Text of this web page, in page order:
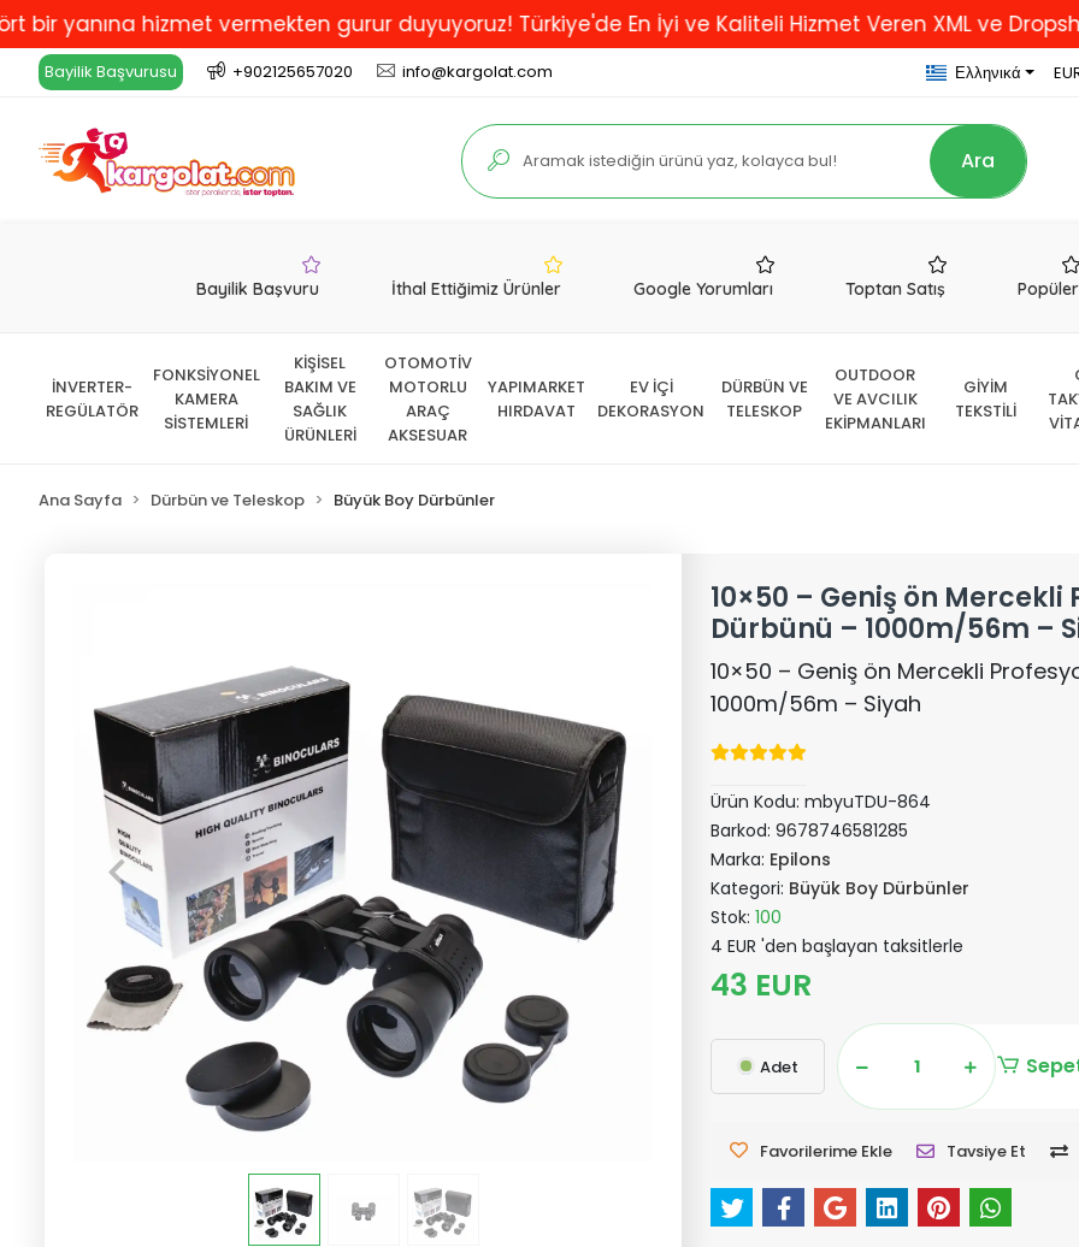
hizmet vermekten gurur duyuyoruz! Türkiye'de En İyi ve Kaliteli Hizmet Veren XML ve Dropshipping
Bayilik Başvurusu +902125657020 info@kargolat.com Ελληνικά
Ara
Bayilik Başvuru İthal Ettiğimiz Ürünler Google Yorumları Toptan Satış Popüler
İNVERTER-
REGÜLATÖR
FONKSİYONEL
KAMERA
SİSTEMLERİ
KİŞİSEL
BAKIM VE
SAĞLIK
ÜRÜNLERİ
OTOMOTİV
MOTORLU
ARAÇ
AKSESUAR
YAPIMARKET
HIRDAVAT
EV İÇİ
DEKORASYON
DÜRBÜN VE
TELESKOP
OUTDOOR
VE AVCILIK
EKİPMANLARI
GİYİM
TEKSTİLİ
Ana Sayfa Dürbün ve Teleskop Büyük Boy Dürbünler
10×50 – Geniş ön Mercekli
Dürbünü – 1000m/56m –
10×50 – Geniş ön Mercekli
1000m/56m – Siyah
Ürün Kodu:mbyuTDU-864
Barkod:9678746581285
Marka: Epilons
Kategori: Büyük Boy Dürbünler
Stok:100
4 EUR 'den başlayan taksitlerle
43 EUR
Adet
Favorilerime Ekle Tavsiye Et